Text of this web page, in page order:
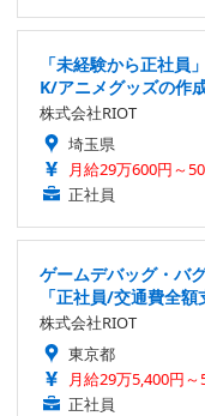
「未経験から正社員
K/アニメグッズの作
株式会社RIOT
埼玉県
月給29万600円～
正社員
ゲームデバッグ・バ
「正社員/交通費全
株式会社RIOT
東京都
月給29万5,400円～
正社員